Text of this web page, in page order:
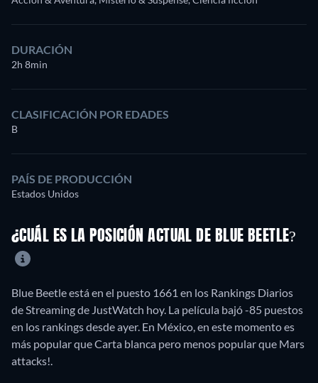
DURACIÓN
2h 8min
CLASIFICACIÓN POR EDADES
B
PAÍS DE PRODUCCIÓN
Estados Unidos
¿CUÁL ES LA POSICIÓN ACTUAL DE BLUE BEETLE?
Blue Beetle está en el puesto 1661 en los Rankings Diarios
de Streaming de JustWatch hoy. La película bajó -85 puestos
en los rankings desde ayer. En México, en este momento es
más popular que Carta blanca pero menos popular que Mars
attacks!.